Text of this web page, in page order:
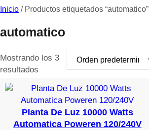
Inicio / Productos etiquetados “automatico”
automatico
Mostrando los 3
resultados
Planta De Luz 10000 Watts
Automatica Poweren 120/240V